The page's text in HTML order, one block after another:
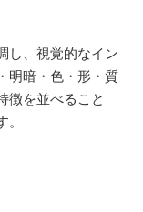
し、視覚的なイン
明暗・色・形・質
徴を並べること